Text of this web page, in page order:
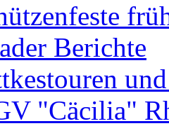
Berichte
"Cäcilia"